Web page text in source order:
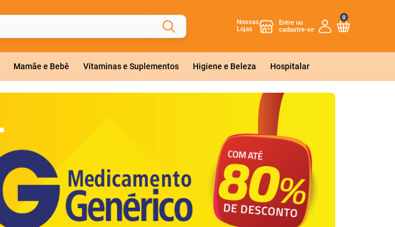
Nossas
Lojas
0
Mamãe e Bebê Vitaminas e Suplementos Higiene e Beleza Hospitalar